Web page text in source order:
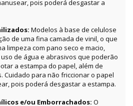
pois poderá desgastar a
Modelos à base de celulose
de uma fina camada de vinil, o que
limpeza com pano seco e macio,
de água e abrasivos que poderão
a estampa do papel, além de
Cuidado para não friccionar o papel
pois poderá desgastar a estampa.
e/ou Emborrachados: O